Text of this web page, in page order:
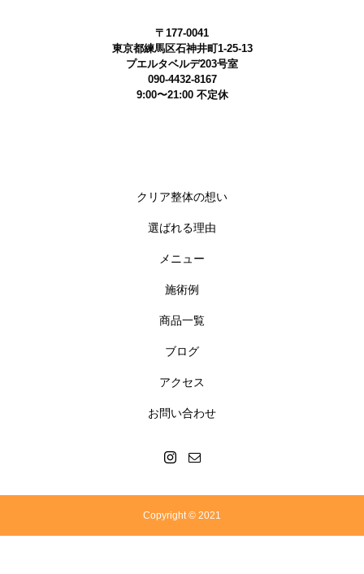
〒177-0041
東京都練馬区石神井町1-25-13
プエルタベルデ203号室
090-4432-8167
9:00〜21:00 不定休
クリア整体の想い
選ばれる理由
メニュー
施術例
商品一覧
ブログ
アクセス
お問い合わせ
Copyright © 2021